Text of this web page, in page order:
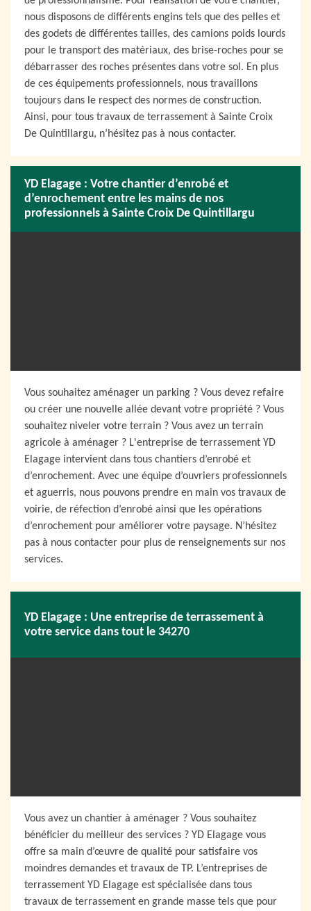
nous disposons de différents engins tels que des pelles et
des godets de différentes tailles, des camions poids lourds
pour le transport des matériaux, des brise-roches pour se
débarrasser des roches présentes dans votre sol. En plus
de ces équipements professionnels, nous travaillons
toujours dans le respect des normes de construction.
Ainsi, pour tous travaux de terrassement à Sainte Croix
De Quintillargu, n’hésitez pas à nous contacter.
YD Elagage : Votre chantier d’enrobé et
d’enrochement entre les mains de nos
professionnels à Sainte Croix De Quintillargu
Vous souhaitez aménager un parking ? Vous devez refaire
ou créer une nouvelle allée devant votre propriété ? Vous
souhaitez niveler votre terrain ? Vous avez un terrain
agricole à aménager ? L'entreprise de terrassement YD
Elagage intervient dans tous chantiers d’enrobé et
d’enrochement. Avec une équipe d’ouvriers professionnels
et aguerris, nous pouvons prendre en main vos travaux de
voirie, de réfection d’enrobé ainsi que les opérations
d’enrochement pour améliorer votre paysage. N’hésitez
pas à nous contacter pour plus de renseignements sur nos
services.
YD Elagage : Une entreprise de terrassement à
votre service dans tout le 34270
Vous avez un chantier à aménager ? Vous souhaitez
bénéficier du meilleur des services ? YD Elagage vous
offre sa main d’œuvre de qualité pour satisfaire vos
moindres demandes et travaux de TP. L’entreprises de
terrassement YD Elagage est spécialisée dans tous
travaux de terrassement en grande masse tels que pour